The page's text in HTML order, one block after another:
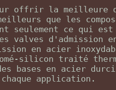
offrir la meilleure
que les
seulement ce qui
valves d'admission
en acier
silicon traité
bases en acier
application.